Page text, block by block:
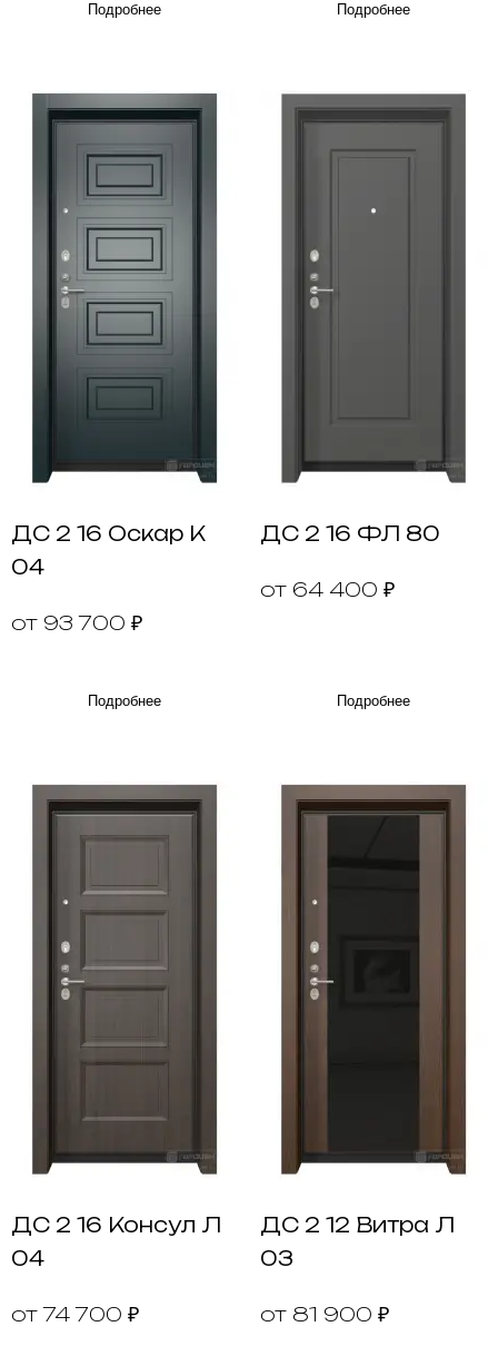
Подробнее Подробнее
ДС 2 16 Оскар К
04
от 93 700 ₽
Подробнее
ДС 2 16 ФЛ 80
от 64 400 ₽
Подробнее
ДС 2 16 Консул Л
04
от 74 700 ₽
ДС 2 12 Витра Л
03
от 81 900 ₽